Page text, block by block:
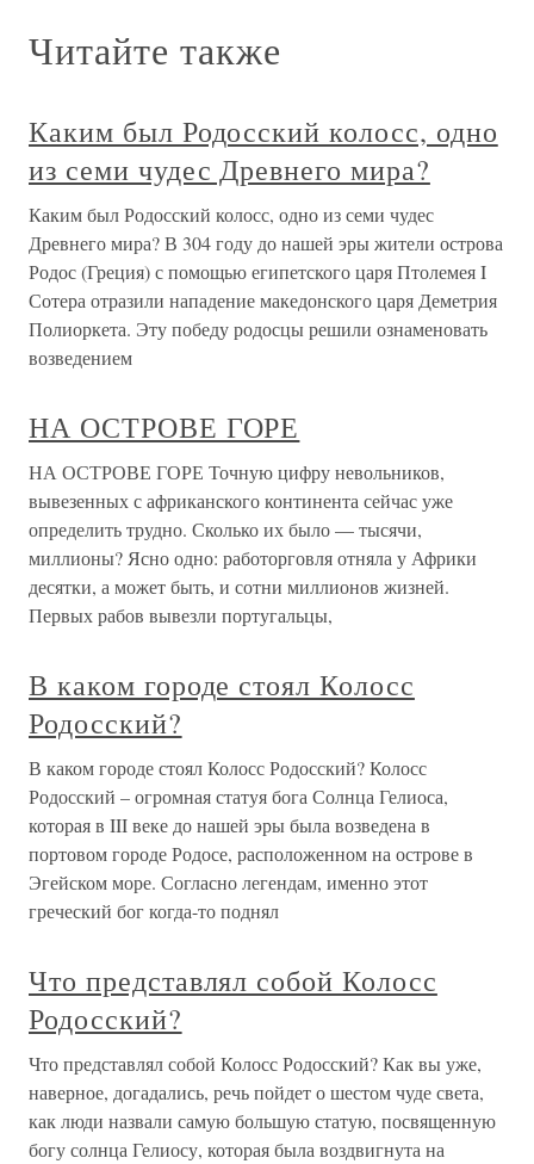
Читайте также
Каким был Родосский колосс, одно
из семи чудес Древнего мира?
Каким был Родосский колосс, одно из семи чудес
Древнего мира? В 304 году до нашей эры жители острова
Родос (Греция) с помощью египетского царя Птолемея I
Сотера отразили нападение македонского царя Деметрия
Полиоркета. Эту победу родосцы решили ознаменовать
возведением
НА ОСТРОВЕ ГОРЕ
НА ОСТРОВЕ ГОРЕ Точную цифру невольников,
вывезенных с африканского континента сейчас уже
определить трудно. Сколько их было — тысячи,
миллионы? Ясно одно: работорговля отняла у Африки
десятки, а может быть, и сотни миллионов жизней.
Первых рабов вывезли португальцы,
В каком городе стоял Колосс
Родосский?
В каком городе стоял Колосс Родосский? Колосс
Родосский – огромная статуя бога Солнца Гелиоса,
которая в III веке до нашей эры была возведена в
портовом городе Родосе, расположенном на острове в
Эгейском море. Согласно легендам, именно этот
греческий бог когда-то поднял
Что представлял собой Колосс
Родосский?
Что представлял собой Колосс Родосский? Как вы уже,
наверное, догадались, речь пойдет о шестом чуде света,
как люди назвали самую большую статую, посвященную
богу солнца Гелиосу, которая была воздвигнута на